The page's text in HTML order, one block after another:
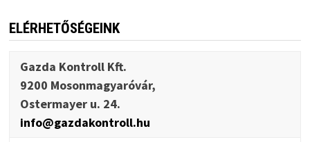
ELÉRHETŐSÉGEINK
Gazda Kontroll Kft.
9200 Mosonmagyaróvár,
Ostermayer u. 24.
info@gazdakontroll.hu